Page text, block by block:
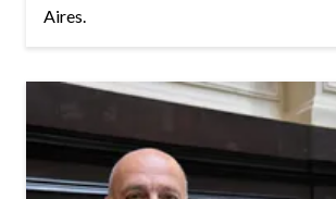
Aires.